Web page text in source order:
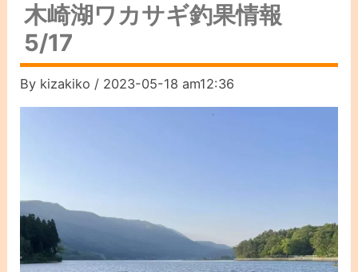
木崎湖ワカサギ釣果情報
5/17
By kizakiko / 2023-05-18 am12:36